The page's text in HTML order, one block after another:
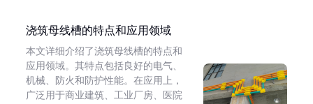
浇筑母线槽的特点和应用领域
本文详细介绍了浇筑母线槽的特点和
应用领域。其特点包括良好的电气、
机械、防火和防护性能。在应用上，
广泛用于商业建筑、工业厂房、医院